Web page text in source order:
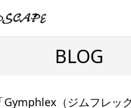
BLOG
「Gymphlex（ジムフレ